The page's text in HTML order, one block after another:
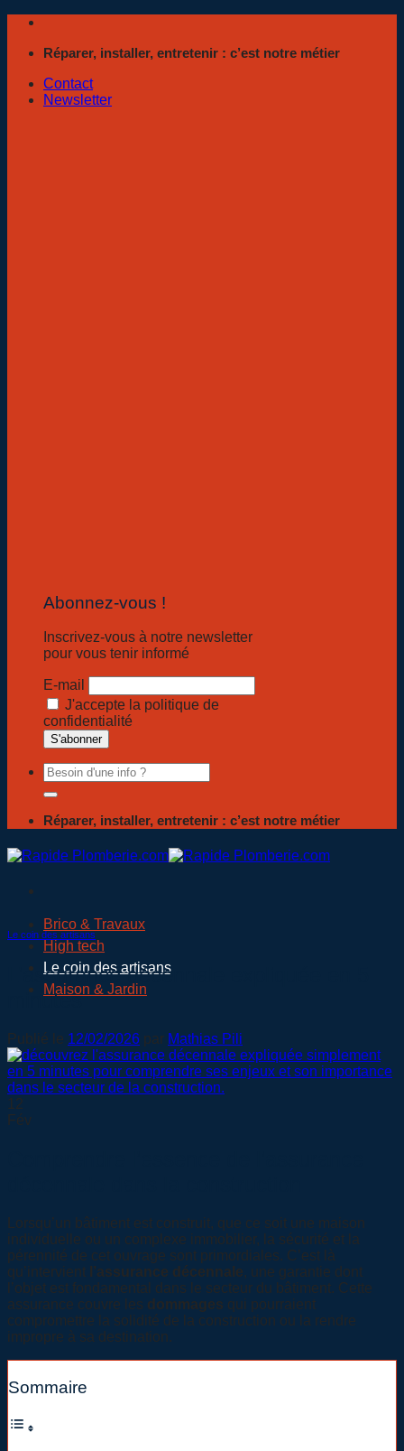
Passer
contenuRéparer, installer, entretenir : c’est notre métier
Contact
Newsletter
Abonnez-vous !
Inscrivez-vous à notre newsletter
pour vous tenir informé
E-mail
J'accepte la politique de
confidentialité
Réparer, installer, entretenir : c’est notre métier
Brico & Travaux
High tech
Le coin des artisans
Maison & Jardin
Le coin des artisans
L’assurance décennale expliquée en 5
minutes
Publié le 12/02/2026 par Mathias Pili
12
Fév
Lorsqu’un bâtiment est construit, que ce soit une maison
individuelle ou un complexe immobilier, la sécurité et la
pérennité de cet ouvrage sont primordiales. C’est là
qu’intervient l’assurance décennale, une garantie dont
l’objet est fondamental dans le secteur du bâtiment. Cette
assurance couvre les dommages qui pourraient
compromettre la solidité de la construction ou la rendre
impropre à sa destination.
Sommaire